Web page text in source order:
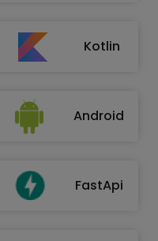
Kotlin
Android
FastApi